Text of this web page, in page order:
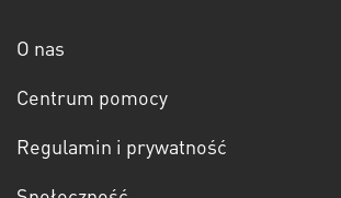
O nas
Centrum pomocy
Regulamin i prywatność